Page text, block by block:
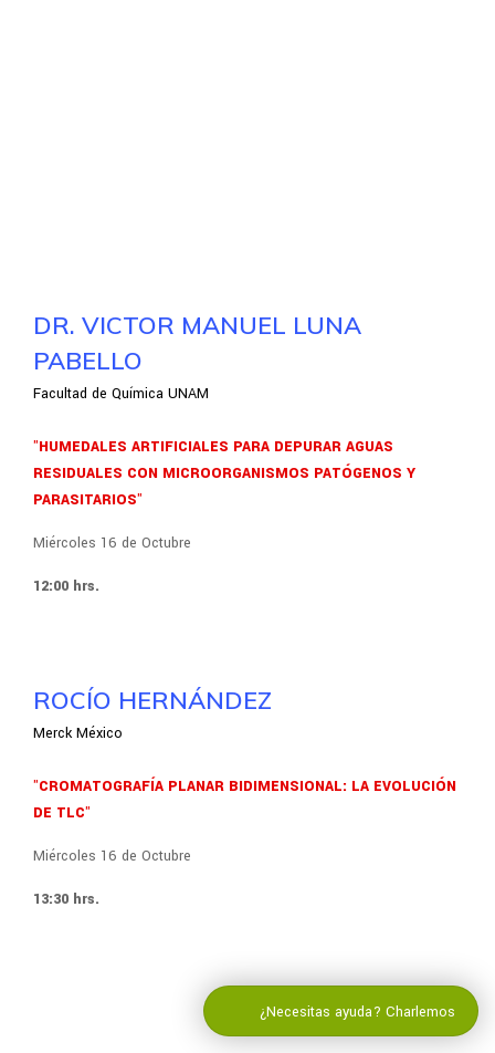
DR. VICTOR MANUEL LUNA
PABELLO
Facultad de Química UNAM
"HUMEDALES ARTIFICIALES PARA DEPURAR AGUAS
RESIDUALES CON MICROORGANISMOS PATÓGENOS Y
PARASITARIOS"
Miércoles 16 de Octubre
12:00 hrs.
ROCÍO HERNÁNDEZ
Merck México
"CROMATOGRAFÍA PLANAR BIDIMENSIONAL: LA EVOLUCIÓN
DE TLC"
Miércoles 16 de Octubre
13:30 hrs.
¿Necesitas ayuda? Charlemos